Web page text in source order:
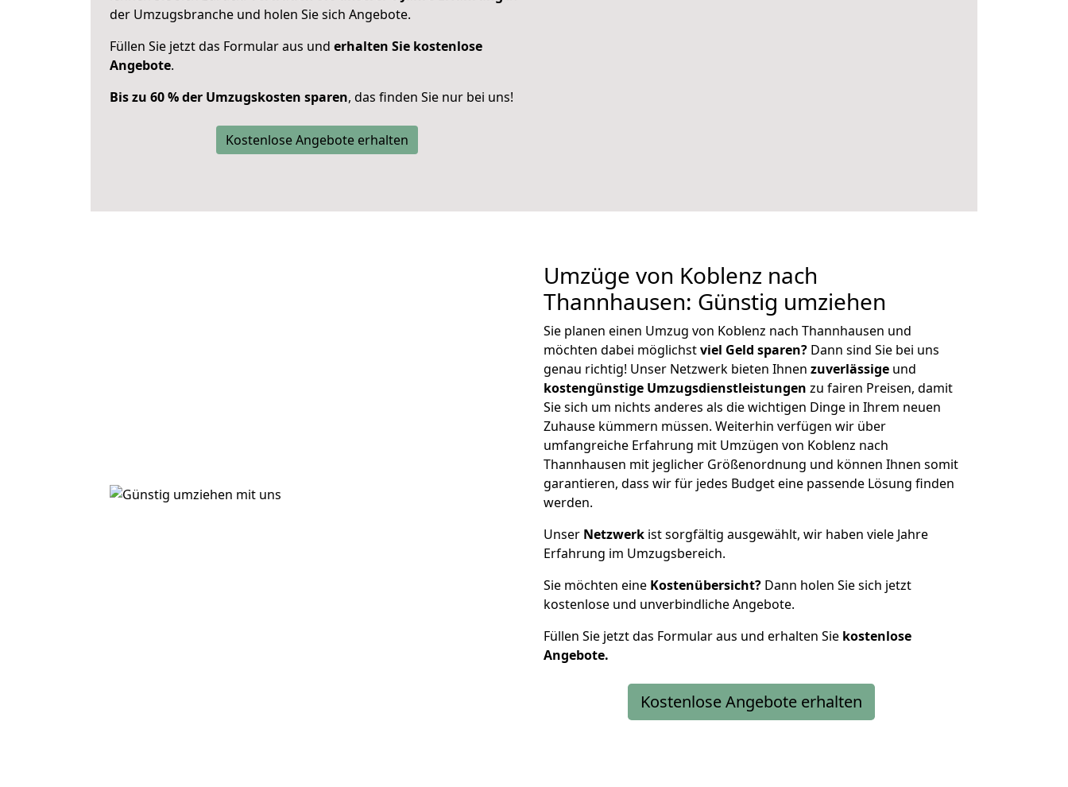
der Umzugsbranche und holen Sie sich Angebote.
Füllen Sie jetzt das Formular aus und erhalten Sie kostenlose
Angebote.
Bis zu 60 % der Umzugskosten sparen, das finden Sie nur bei uns!
Kostenlose Angebote erhalten
Umzüge von Koblenz nach
Thannhausen: Günstig umziehen
Sie planen einen Umzug von Koblenz nach Thannhausen und
möchten dabei möglichstviel Geld sparen? Dann sind Sie bei uns
genau richtig! Unser Netzwerk bieten Ihnen zuverlässige und
kostengünstige Umzugsdienstleistungen zu fairen Preisen, damit
Sie sich um nichts anderes als die wichtigen Dinge in Ihrem neuen
Zuhause kümmern müssen. Weiterhin verfügen wir über
umfangreiche Erfahrung mit Umzügen von Koblenz nach
Thannhausen mit jeglicher Größenordnung und können Ihnen somit
garantieren, dass wir für jedes Budget eine passende Lösung finden
werden.
Unser Netzwerk ist sorgfältig ausgewählt, wir haben viele Jahre
Erfahrung im Umzugsbereich.
Sie möchten eine Kostenübersicht? Dann holen Sie sich jetzt
kostenlose und unverbindliche Angebote.
Füllen Sie jetzt das Formular aus und erhalten Sie kostenlose
Angebote.
Kostenlose Angebote erhalten